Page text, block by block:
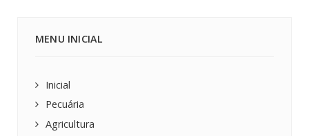
MENU INICIAL
Inicial
Pecuária
Agricultura